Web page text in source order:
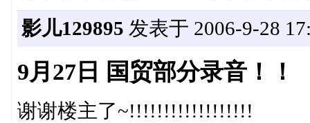
影儿129895 发表于 2006-9-28
9月27日 国贸部分录音！！
谢谢楼主了~!!!!!!!!!!!!!!!!!!